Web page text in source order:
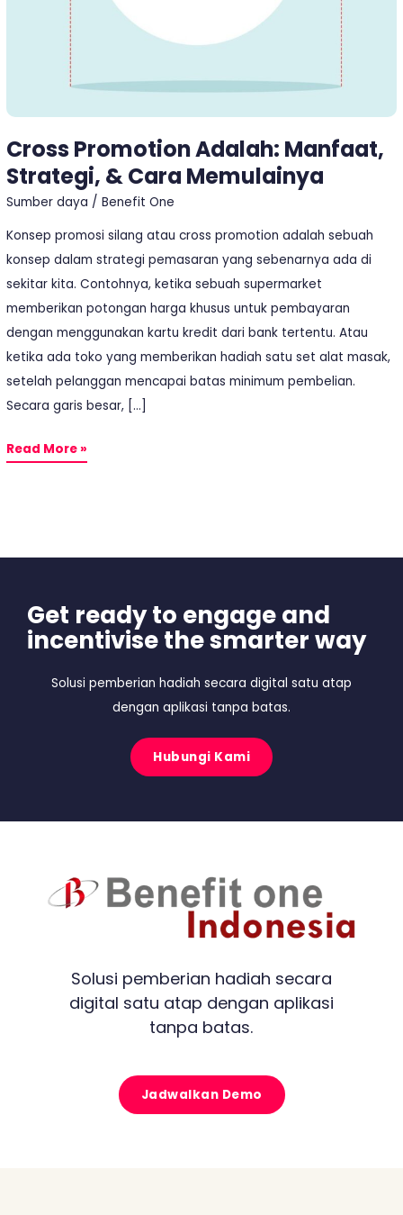
Cross Promotion Adalah: Manfaat,
Strategi, & Cara Memulainya
Sumber daya /Benefit One
Konsep promosi silang atau cross promotion adalah sebuah
konsep dalam strategi pemasaran yang sebenarnya ada di
sekitar kita. Contohnya, ketika sebuah supermarket
memberikan potongan harga khusus untuk pembayaran
dengan menggunakan kartu kredit dari bank tertentu. Atau
ketika ada toko yang memberikan hadiah satu set alat masak,
setelah pelanggan mencapai batas minimum pembelian.
Secara garis besar, […]
Read More »
Get ready to engage and
incentivise the smarter way
Solusi pemberian hadiah secara digital satu atap
dengan aplikasi tanpa batas.
Hubungi Kami
Solusi pemberian hadiah secara
digital satu atap dengan aplikasi
tanpa batas.
Jadwalkan Demo